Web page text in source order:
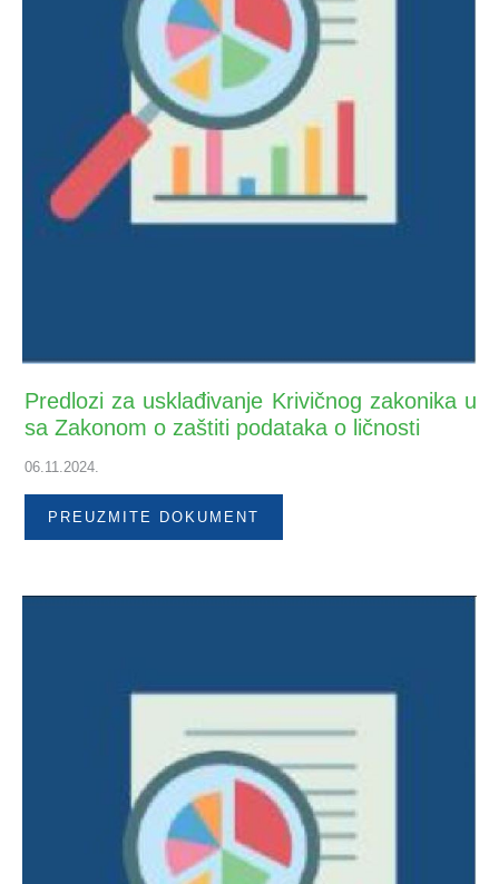
Predlozi za usklađivanje Krivičnog zakonika u
sa Zakonom o zaštiti podataka o ličnosti
06.11.2024.
PREUZMITE DOKUMENT